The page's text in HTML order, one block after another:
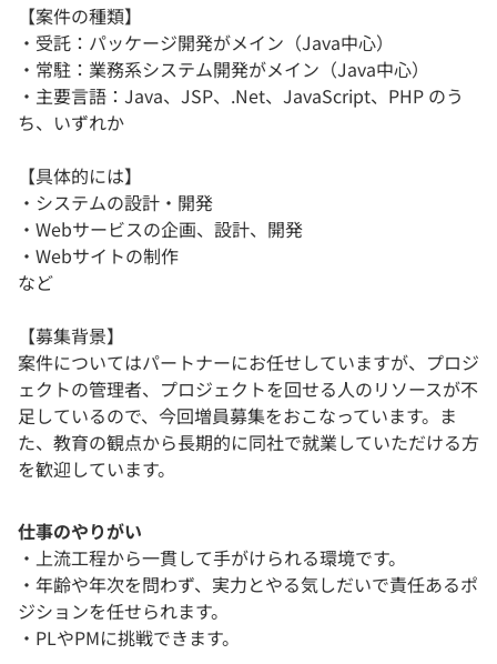
【案件の種類】
・受託：パッケージ開発がメイン（Java中心）
・常駐：業務系システム開発がメイン（Java中心）
・主要言語：Java、JSP、.Net、JavaScript、PHP のう
ち、いずれか
【具体的には】
・システムの設計・開発
・Webサービスの企画、設計、開発
・Webサイトの制作
など
【募集背景】
案件についてはパートナーにお任せしていますが、プロジ
ェクトの管理者、プロジェクトを回せる人のリソースが不
足しているので、今回増員募集をおこなっています。ま
た、教育の観点から長期的に同社で就業していただける方
を歓迎しています。
仕事のやりがい
・上流工程から一貫して手がけられる環境です。
・年齢や年次を問わず、実力とやる気しだいで責任あるポ
ジションを任せられます。
・PLやPMに挑戦できます。